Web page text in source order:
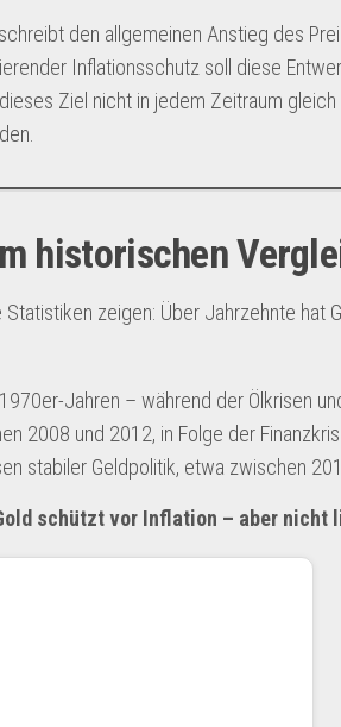
den allgemeinen Anstieg des
Inflationsschutz soll diese
Ziel nicht in jedem Zeitraum
historischen
Statistiken zeigen: Über Jahrzehnte hat
Jahren – während der Ölkrisen
2008 und 2012, in Folge der
stabiler Geldpolitik, etwa zwischen
schützt vor Inflation – aber nicht